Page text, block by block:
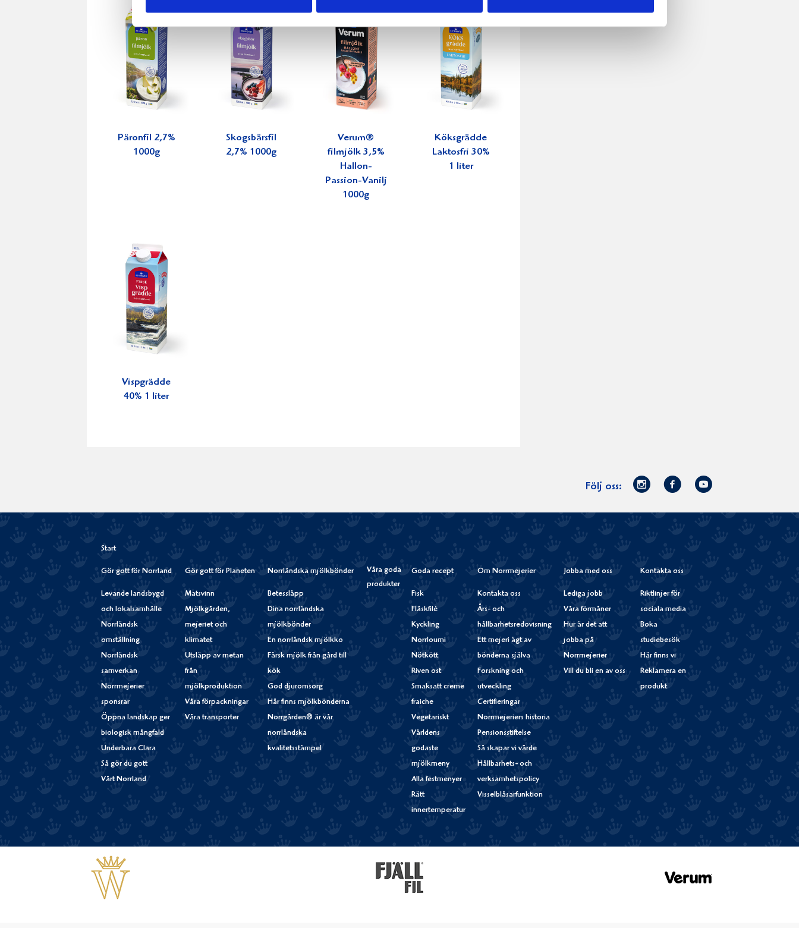
Päronfil 2,7%
1000g
Skogsbärsfil
2,7% 1000g
Verum®
filmjölk 3,5%
Hallon-
Passion-Vanilj
1000g
Köksgrädde
Laktosfri 30%
1 liter
Vispgrädde
40% 1 liter
Följ oss:
Norrmejerier
Instagram
Facebook
Youtube
Start
Gör gott för Norrland
Levande landsbygd
och lokalsamhälle
Norrländsk
omställning
Norrländsk
samverkan
Norrmejerier
sponsrar
Öppna landskap ger
biologisk mångfald
Underbara Clara
Så gör du gott
Vårt Norrland
Gör gott för Planeten
Matsvinn
Mjölkgården,
mejeriet och
klimatet
Utsläpp av metan
från
mjölkproduktion
Våra förpackningar
Våra transporter
Norrländska mjölkbönder
Betessläpp
Dina norrländska
mjölkbönder
En norrländsk mjölkko
Färsk mjölk från gård till
kök
God djuromsorg
Här finns mjölkbönderna
Norrgården® är vår
norrländska
kvalitetsstämpel
Våra goda
produkter
Goda recept
Fisk
Fläskfilé
Kyckling
Norrloumi
Nötkött
Riven ost
Smaksatt creme
fraiche
Vegetariskt
Världens
godaste
mjölkmeny
Alla festmenyer
Rätt
innertemperatur
Om Norrmejerier
Kontakta oss
Års- och
hållbarhetsredovisning
Ett mejeri ägt av
bönderna själva
Forskning och
utveckling
Certifieringar
Norrmejeriers historia
Pensionsstiftelse
Så skapar vi värde
Hållbarhets- och
verksamhetspolicy
Visselblåsarfunktion
Jobba med oss
Lediga jobb
Våra förmåner
Hur är det att
jobba på
Norrmejerier
Vill du bli en av oss
Kontakta oss
Riktlinjer för
sociala media
Boka
studiebesök
Här finns vi
Reklamera en
produkt
Fjällfil